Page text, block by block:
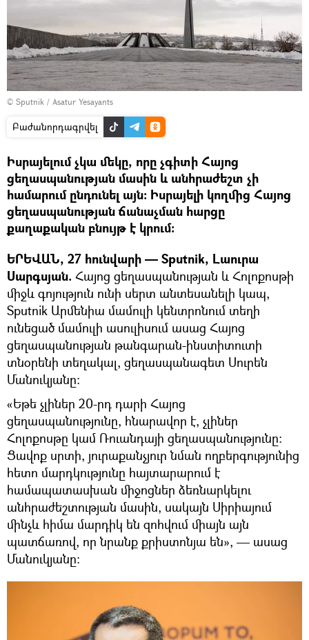
© Sputnik / Asatur Yesayants
Բաժանորդագրվել
Իսրայելում չկա մեկը, որը չգիտի Հայոց
ցեղասպանության մասին և անհրաժեշտ չի
համարում ընդունել այն։ Իսրայելի կողմից Հայոց
ցեղասպանության ճանաչման հարցը
քաղաքական բնույթ է կրում։
ԵՐԵՎԱՆ, 27 հունվարի — Sputnik, Լաուրա
Սարգսյան. Հայոց ցեղասպանության և Հոլոքոսթի
միջև գոյություն ունի սերտ անտեսանելի կապ,
Sputnik Արմենիա մամուլի կենտրոնում տեղի
ունեցած մամուլի ասուլիսում ասաց Հայոց
ցեղասպանության թանգարան-ինստիտուտի
տնօրենի տեղակալ, ցեղասպանագետ Սուրեն
Մանուկյանը։
«Եթե չլիներ 20-րդ դարի Հայոց
ցեղասպանությունը, հնարավոր է, չլիներ
Հոլոքոսթը կամ Ռուանդայի ցեղասպանությունը։
Ցավոք սրտի, յուրաքանչյուր նման ողբերգությունից
հետո մարդկությունը հայտարարում է
համապատասխան միջոցներ ձեռնարկելու
անհրաժեշտության մասին, սակայն Սիրիայում
մինչև հիմա մարդիկ են զոհվում միայն այն
պատճառով, որ նրանք քրիստոնյա են», — ասաց
Մանուկյանը։